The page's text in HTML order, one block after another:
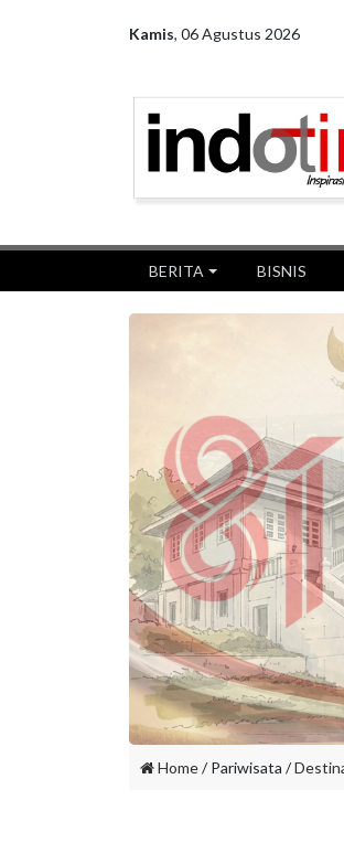
Kamis, 06 Agustus 2026
BERITA BISNIS
Home/ Pariwisata /